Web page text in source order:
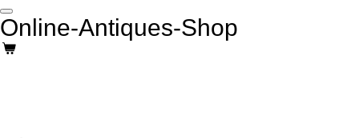
Ga
direct
naar
de
Online-Antiques-Shop